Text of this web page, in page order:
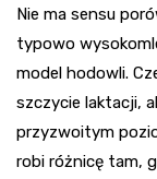
Nie ma sensu
typowo
model hodowli.
szczycie laktacji,
przyzwoitym
robi różnicę tam,